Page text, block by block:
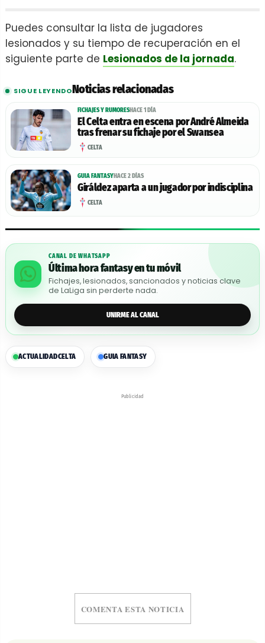
Puedes consultar la lista de jugadores
lesionados y su tiempo de recuperación en el
siguiente parte de Lesionados de la jornada.
SIGUE LEYENDONoticias relacionadas
FICHAJES Y RUMORESHACE 1 DÍA
El Celta entra en escena por André Almeida
tras frenar su fichaje por el Swansea
CELTA
GUIA FANTASYHACE 2 DÍAS
Giráldez aparta a un jugador por indisciplina
CELTA
CANAL DE WHATSAPP
Última hora fantasy en tu móvil
Fichajes, lesionados, sancionados y noticias clave
de LaLiga sin perderte nada.
UNIRME AL CANAL
ACTUALIDADCELTA GUIA FANTASY
Publicidad
COMENTA ESTA NOTICIA